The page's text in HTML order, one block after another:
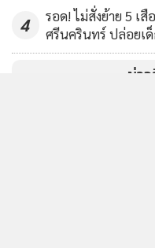
4
รอด! ไม่สั่งย้าย 5 เ
ศรีนครินทร์ ปล่อยเด็
ข่า